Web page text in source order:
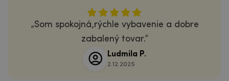
Som spokojná,rýchle vybavenie a dobre
zabalený tovar.
Ludmila P.
2.12.2025